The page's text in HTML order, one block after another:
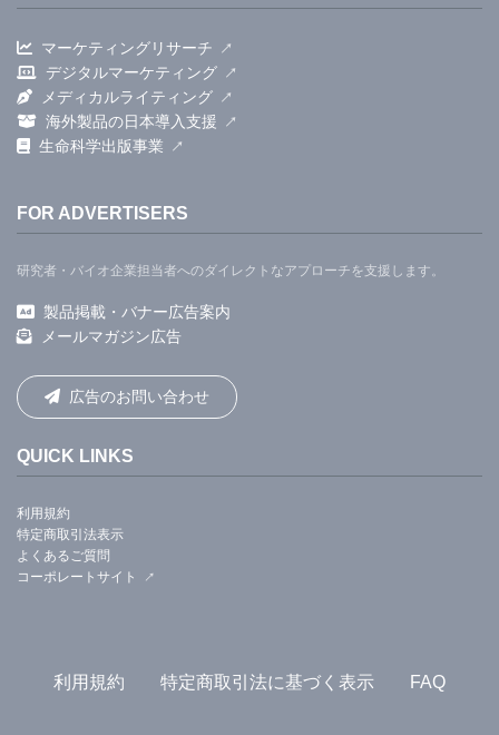
マーケティングリサーチ
デジタルマーケティング
メディカルライティング
海外製品の日本導入支援
生命科学出版事業
FOR ADVERTISERS
研究者・バイオ企業担当者へのダイレクトなアプローチを支援します。
製品掲載・バナー広告案内
メールマガジン広告
広告のお問い合わせ
QUICK LINKS
利用規約
特定商取引法表示
よくあるご質問
コーポレートサイト
利用規約 特定商取引法に基づく表示 FAQ